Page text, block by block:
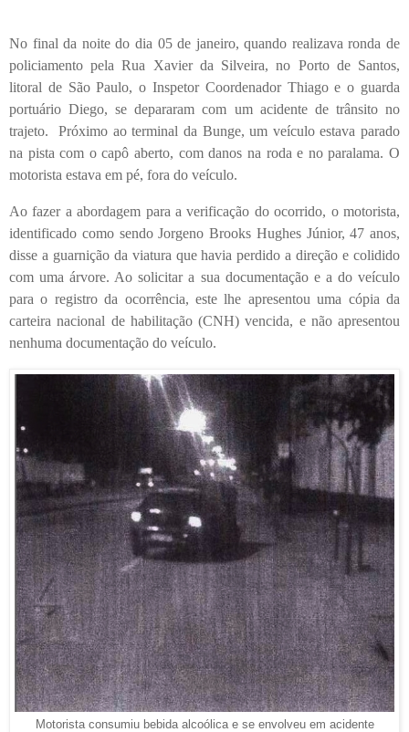
No final da noite do dia 05 de janeiro, quando realizava ronda de
policiamento pela Rua Xavier da Silveira, no Porto de Santos,
litoral de São Paulo, o Inspetor Coordenador Thiago e o guarda
portuário Diego, se depararam com um acidente de trânsito no
trajeto. Próximo ao terminal da Bunge, um veículo estava parado
na pista com o capô aberto, com danos na roda e no paralama. O
motorista estava em pé, fora do veículo.
Ao fazer a abordagem para a verificação do ocorrido, o motorista,
identificado como sendo Jorgeno Brooks Hughes Júnior, 47 anos,
disse a guarnição da viatura que havia perdido a direção e colidido
com uma árvore. Ao solicitar a sua documentação e a do veículo
para o registro da ocorrência, este lhe apresentou uma cópia da
carteira nacional de habilitação (CNH) vencida, e não apresentou
nenhuma documentação do veículo.
Motorista consumiu bebida alcoólica e se envolveu em acidente